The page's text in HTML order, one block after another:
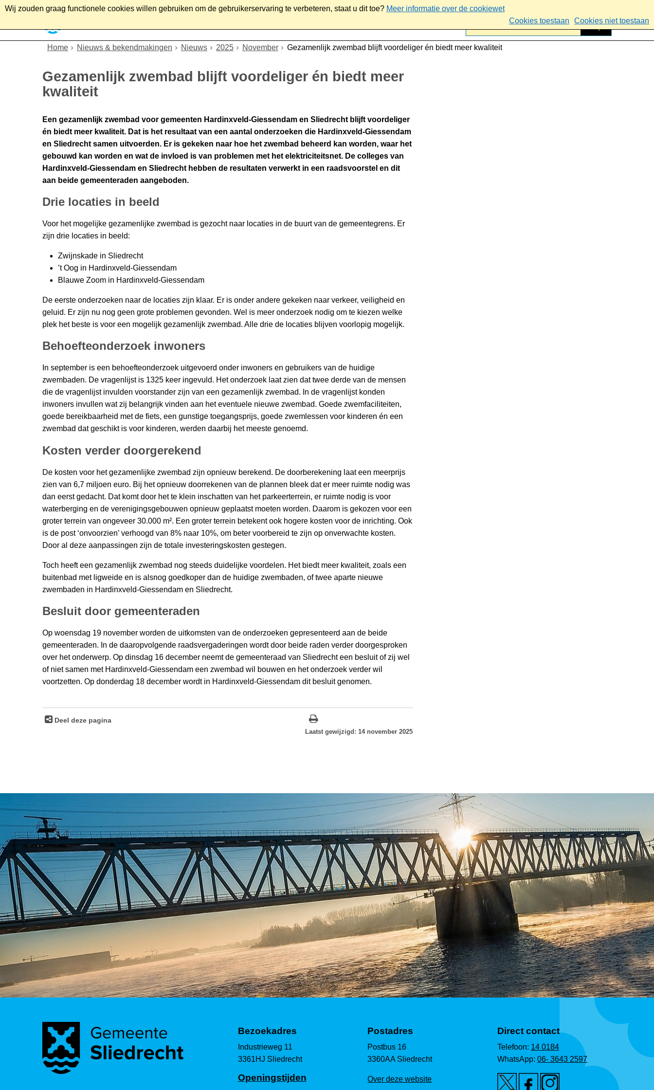
Wij zouden graag functionele cookies willen gebruiken om de gebruikerservaring te verbeteren, staat u dit toe? Meer informatie over de cookiewet
Cookies toestaan
Cookies niet toestaan
Home Nieuws & bekendmakingen Nieuws 2025 November Gezamenlijk zwembad blijft voordeliger én biedt meer kwaliteit
Gezamenlijk zwembad blijft voordeliger én biedt meer
kwaliteit
Een gezamenlijk zwembad voor gemeenten Hardinxveld-Giessendam en Sliedrecht blijft voordeliger
én biedt meer kwaliteit. Dat is het resultaat van een aantal onderzoeken die Hardinxveld-Giessendam
en Sliedrecht samen uitvoerden. Er is gekeken naar hoe het zwembad beheerd kan worden, waar het
gebouwd kan worden en wat de invloed is van problemen met het elektriciteitsnet. De colleges van
Hardinxveld-Giessendam en Sliedrecht hebben de resultaten verwerkt in een raadsvoorstel en dit
aan beide gemeenteraden aangeboden.
Drie locaties in beeld
Voor het mogelijke gezamenlijke zwembad is gezocht naar locaties in de buurt van de gemeentegrens. Er
zijn drie locaties in beeld:
Zwijnskade in Sliedrecht
’t Oog in Hardinxveld-Giessendam
Blauwe Zoom in Hardinxveld-Giessendam
De eerste onderzoeken naar de locaties zijn klaar. Er is onder andere gekeken naar verkeer, veiligheid en
geluid. Er zijn nu nog geen grote problemen gevonden. Wel is meer onderzoek nodig om te kiezen welke
plek het beste is voor een mogelijk gezamenlijk zwembad. Alle drie de locaties blijven voorlopig mogelijk.
Behoefteonderzoek inwoners
In september is een behoefteonderzoek uitgevoerd onder inwoners en gebruikers van de huidige
zwembaden. De vragenlijst is 1325 keer ingevuld. Het onderzoek laat zien dat twee derde van de mensen
die de vragenlijst invulden voorstander zijn van een gezamenlijk zwembad. In de vragenlijst konden
inwoners invullen wat zij belangrijk vinden aan het eventuele nieuwe zwembad. Goede zwemfaciliteiten,
goede bereikbaarheid met de fiets, een gunstige toegangsprijs, goede zwemlessen voor kinderen én een
zwembad dat geschikt is voor kinderen, werden daarbij het meeste genoemd.
Kosten verder doorgerekend
De kosten voor het gezamenlijke zwembad zijn opnieuw berekend. De doorberekening laat een meerprijs
zien van 6,7 miljoen euro. Bij het opnieuw doorrekenen van de plannen bleek dat er meer ruimte nodig was
dan eerst gedacht. Dat komt door het te klein inschatten van het parkeerterrein, er ruimte nodig is voor
waterberging en de verenigingsgebouwen opnieuw geplaatst moeten worden. Daarom is gekozen voor een
groter terrein van ongeveer 30.000 m². Een groter terrein betekent ook hogere kosten voor de inrichting. Ook
is de post ‘onvoorzien’ verhoogd van 8% naar 10%, om beter voorbereid te zijn op onverwachte kosten.
Door al deze aanpassingen zijn de totale investeringskosten gestegen.
Toch heeft een gezamenlijk zwembad nog steeds duidelijke voordelen. Het biedt meer kwaliteit, zoals een
buitenbad met ligweide en is alsnog goedkoper dan de huidige zwembaden, of twee aparte nieuwe
zwembaden in Hardinxveld-Giessendam en Sliedrecht.
Besluit door gemeenteraden
Op woensdag 19 november worden de uitkomsten van de onderzoeken gepresenteerd aan de beide
gemeenteraden. In de daaropvolgende raadsvergaderingen wordt door beide raden verder doorgesproken
over het onderwerp. Op dinsdag 16 december neemt de gemeenteraad van Sliedrecht een besluit of zij wel
of niet samen met Hardinxveld-Giessendam een zwembad wil bouwen en het onderzoek verder wil
voortzetten. Op donderdag 18 december wordt in Hardinxveld-Giessendam dit besluit genomen.
Deel deze pagina
Laatst gewijzigd: 14 november 2025
Bezoekadres
Industrieweg 11
3361HJ Sliedrecht
Openingstijden
Postadres
Postbus 16
3360AA Sliedrecht
Over deze website
Direct contact
Telefoon: 14 0184
WhatsApp:06- 3643 2597